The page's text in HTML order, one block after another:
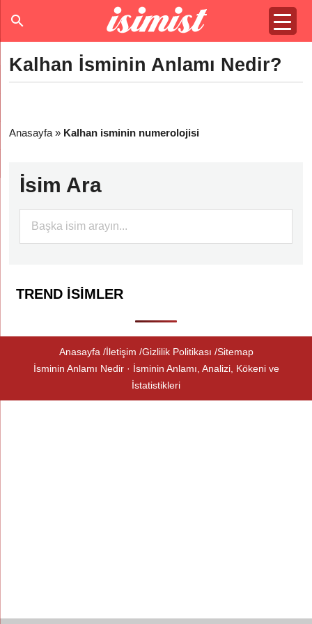
Kalhan İsminin Anlamı Nedir?
Anasayfa » Kalhan isminin numerolojisi
İsim Ara
TREND İSIMLER
Anasayfa İletişim Gizlilik Politikası Sitemap
İsminin Anlamı Nedir · İsminin Anlamı, Analizi, Kökeni ve
İstatistikleri